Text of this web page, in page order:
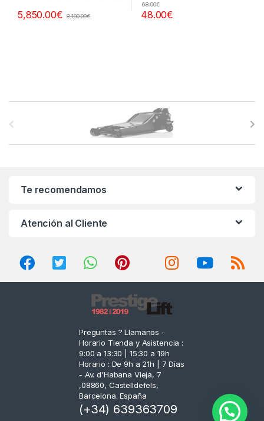
5,850.00€ 8,100.00€ 48.00€
68.00€
Te recomendamos
Atención al Cliente
Preguntas ? Llamanos -
Horario Tienda y Asistencia :
9:00 a 13:30 | 15:30 a 19h
Horario : De 9h a 21h | 7 Días
- Av. d'Habana Vieja, 7
,08860, Castelldefels,
Barcelona. España
(+34) 639363709